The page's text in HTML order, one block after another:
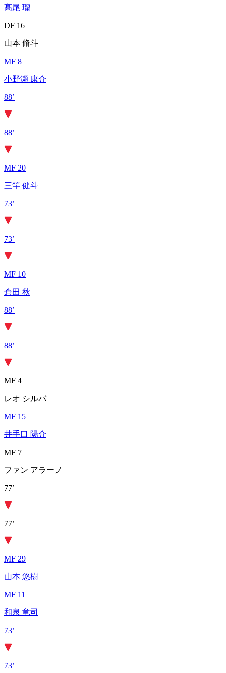
髙尾 瑠
DF 16
山本 脩斗
MF 8
小野瀬 康介
88’
88’
MF 20
三竿 健斗
73’
73’
MF 10
倉田 秋
88’
88’
MF 4
レオ シルバ
MF 15
井手口 陽介
MF 7
ファン アラーノ
77’
77’
MF 29
山本 悠樹
MF 11
和泉 竜司
73’
73’